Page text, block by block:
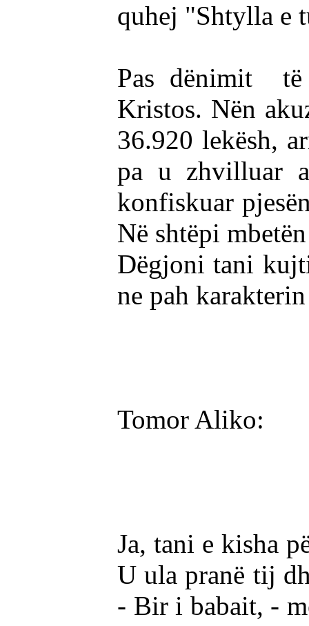
quhej "Shtylla e
Pas dënimit të
Kristos. Nën
36.920 lekësh,
pa u zhvilluar
konfiskuar
Në shtëpi
Dëgjoni tani
ne pah
Tomor Aliko:
Ja, tani e kisha
U ula pranë tij
- Bir i babait, -